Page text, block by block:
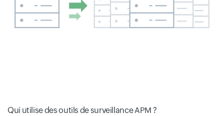
Qui utilise des outils de surveillance APM ?